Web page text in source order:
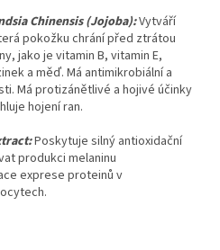
Chinensis(Jojoba):Vytváří
pokožku chrání před ztrátou
jako je vitamin B, vitamin E,
a měď. Má antimikrobiální a
Má protizánětlivé a hojivé účinky
hojení ran.
Poskytuje silný antioxidační
produkci melaninu
exprese proteinů v